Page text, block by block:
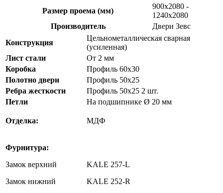
Размер проема (мм)
900х2080 -
1240х2080
Производитель
Двери Зевс
Конструкция
Цельнометаллическая сварная
(усиленная)
Лист стали
От 2 мм
Коробка
Профиль 60х30
Полотно двери
Профиль 50х25
Ребра жесткости
Профиль 50х25 2 шт.
Петли
На подшипнике Ø 20 мм
Отделка: МДФ
Фурнитура:
Замок верхний
Замок нижний
KALE 257-L
KALE 252-R